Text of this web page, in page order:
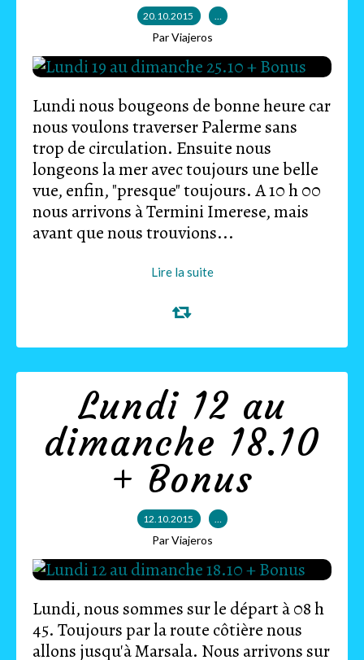
20.10.2015 …
Par Viajeros
Lundi nous bougeons de bonne heure car
nous voulons traverser Palerme sans
trop de circulation. Ensuite nous
longeons la mer avec toujours une belle
vue, enfin, "presque" toujours. A 10 h 00
nous arrivons à Termini Imerese, mais
avant que nous trouvions...
Lire la suite
Lundi 12 au
dimanche 18.10
+ Bonus
12.10.2015 …
Par Viajeros
Lundi, nous sommes sur le départ à 08 h
45. Toujours par la route côtière nous
allons jusqu'à Marsala. Nous arrivons sur